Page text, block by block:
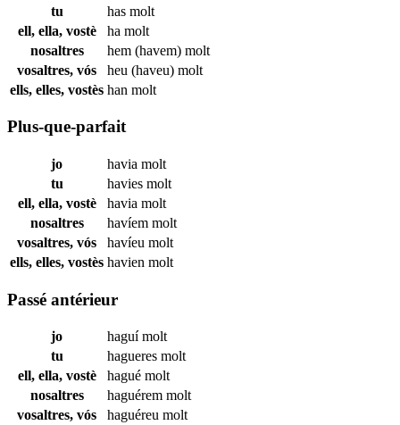
tu
has molt
ell, ella, vostè
ha molt
nosaltres
hem (havem) molt
vosaltres, vós
heu (haveu) molt
ells, elles, vostès han molt
Plus-que-parfait
jo havia molt
tu
havies molt
ell, ella, vostè
havia molt
nosaltres
havíem molt
vosaltres, vós
havíeu molt
ells, elles, vostès havien molt
Passé antérieur
jo haguímolt
tu
hagueres molt
ell, ella, vostè
hagué molt
nosaltres
haguérem molt
vosaltres, vós
haguéreu molt